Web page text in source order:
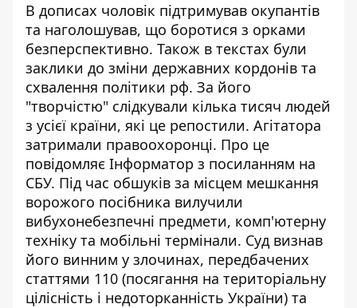
В дописах чоловік підтримував окупантів
та наголошував, що боротися з орками
безперспективно. Також в текстах були
заклики до зміни державних кордонів та
схвалення політики рф. За його
"творчістю" слідкували кілька тисяч людей
з усієї країни, які це репостили. Агітатора
затримали правоохоронці. Про це
повідомляє Інформатор з посиланням на
СБУ. Під час обшуків за місцем мешкання
ворожого посібника вилучили
вибухонебезпечні предмети, комп'ютерну
техніку та мобільні термінали. Суд визнав
його винним у злочинах, передбачених
статтями 110 (посягання на територіальну
цілісність і недоторканність України) та